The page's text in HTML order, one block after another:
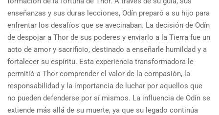
enseñanzas y sus duras lecciones, Odín preparó a su hijo para
enfrentar los desafíos que se avecinaban. La decisión de Odín
de despojar a Thor de sus poderes y enviarlo a la Tierra fue un
acto de amor y sacrificio, destinado a enseñarle humildad y a
fortalecer su espíritu. Esta experiencia transformadora le
permitió a Thor comprender el valor de la compasión, la
responsabilidad y la importancia de luchar por aquellos que
no pueden defenderse por sí mismos. La influencia de Odín se
extiende más allá de su muerte, ya que su legado continúa